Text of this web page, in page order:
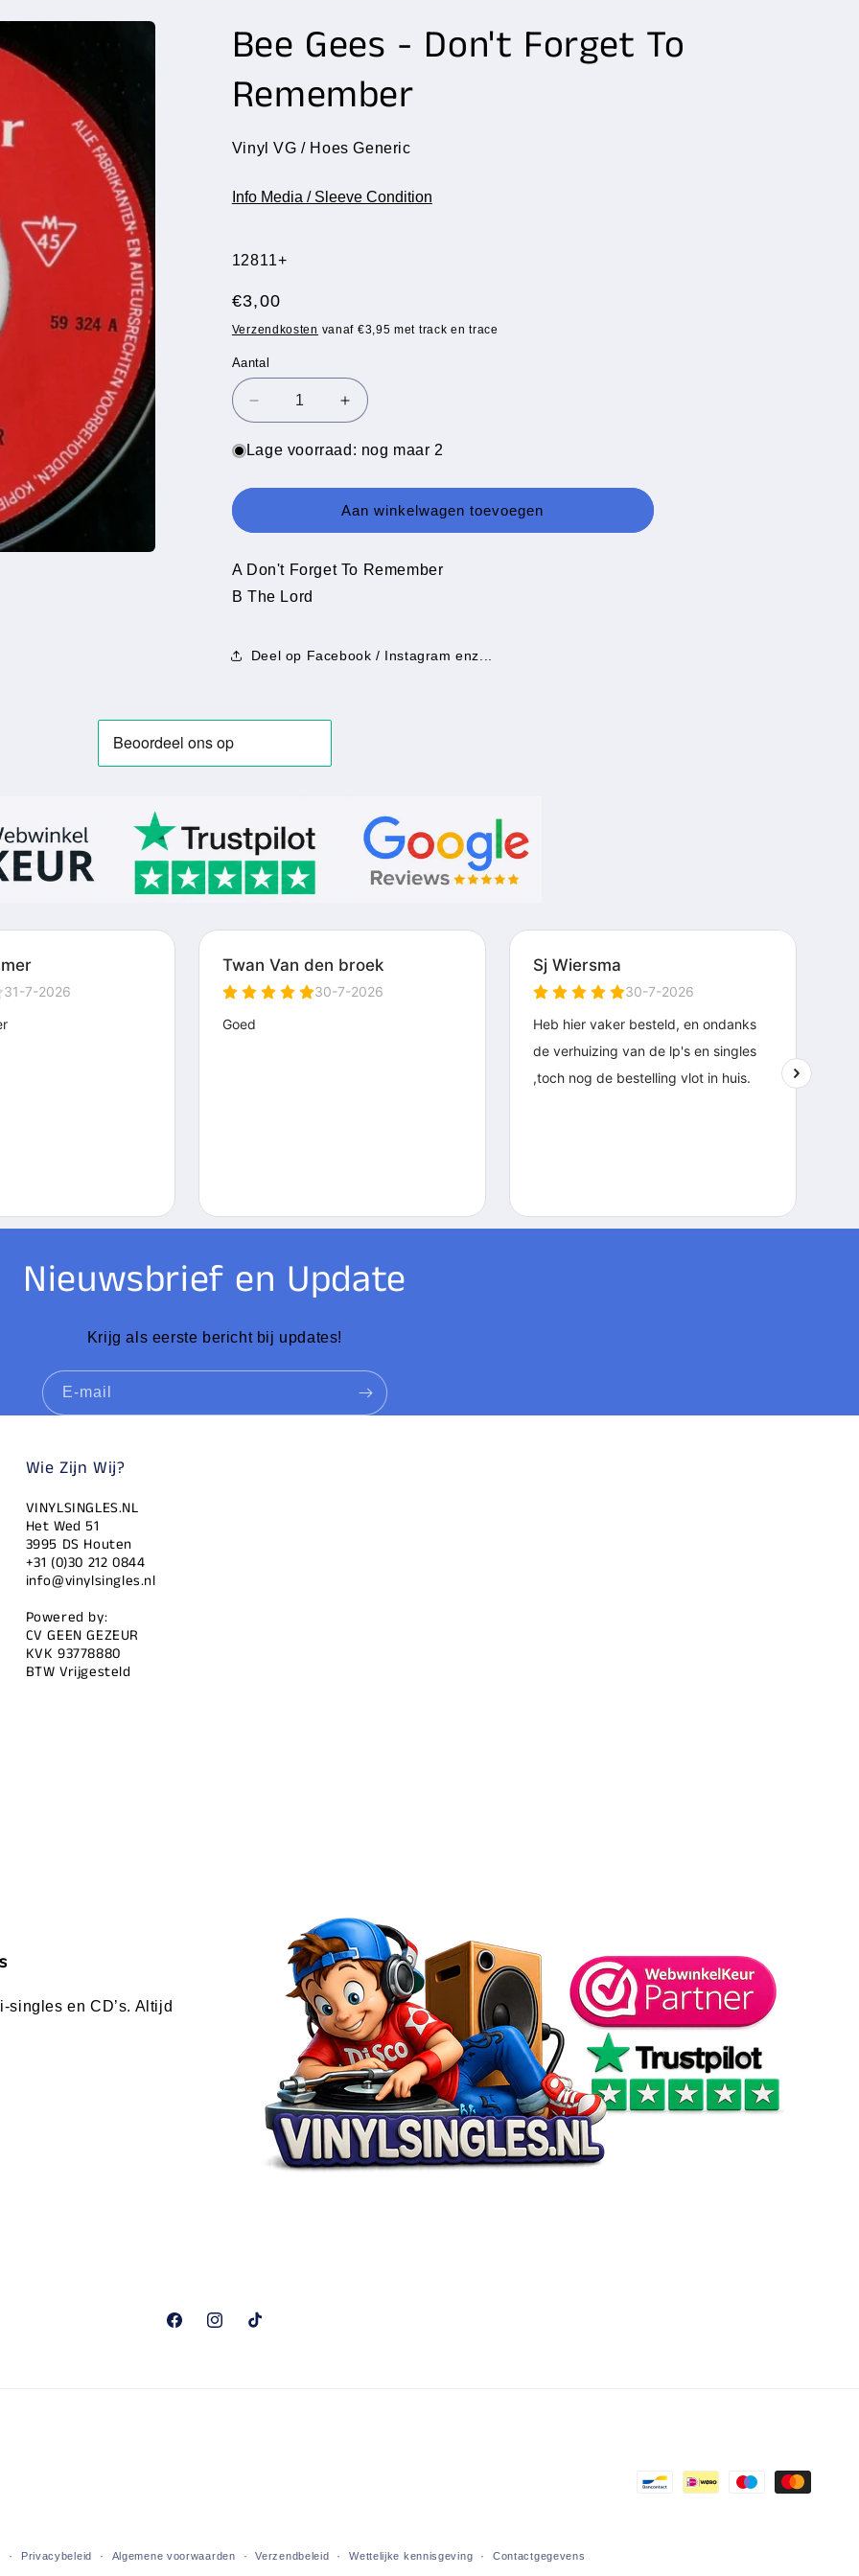
Bee Gees - Don't Forget To
Remember
Vinyl VG / Hoes Generic
Info Media / Sleeve Condition
SKU:
12811+
Normale
prijs
€3,00
Verzendkosten vanaf €3,95 met track en trace
Aantal
Aantal
Aantal
verlagen
voor
Gees
Don&#39;t
To
Remember
Aantal
verhogen
voor
Gees
-
Don&#39;t
To
Lage voorraad: nog maar 2
Aan winkelwagen toevoegen
A Don't Forget To Remember
B The Lord
Deel op Facebook / Instagram enz...
Nieuwsbrief en Update
Krijg als eerste bericht bij updates!
E‑mail
Wie Zijn Wij?
VINYLSINGLES.NL
Het Wed 51
3995 DS Houten
+31 (0)30 212 0844
info@vinylsingles.nl
Powered by:
CV GEEN GEZEUR
KVK 93778880
BTW Vrijgesteld
singles en CD’s. Altijd
FacebookInstagramTikTok
Betaalmethoden
Privacybeleid Algemene voorwaarden Verzendbeleid Wettelijke kennisgeving Contactgegevens